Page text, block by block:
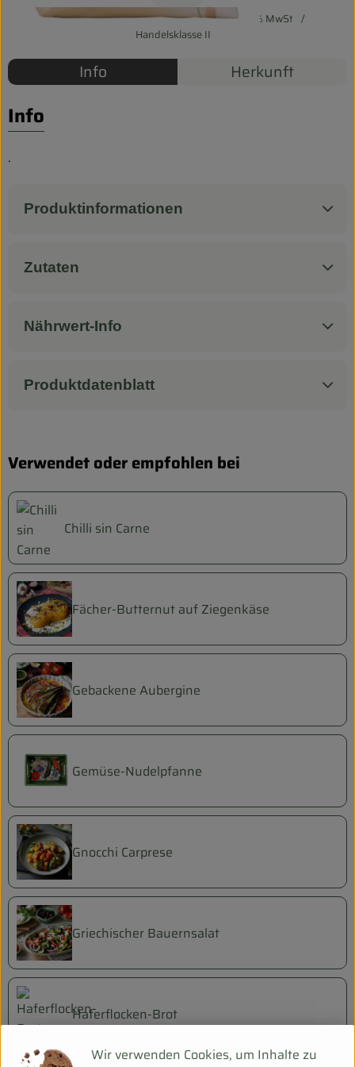
Pferdepension & Reitbetrieb
Firmenkunden
#44006 2,49 €/ 500 g 4,98 €/ 1kg
7% MwSt
Handelsklasse II
Info Herkunft
Info
.
Produktinformationen
Zutaten
Nährwert-Info
Produktdatenblatt
Verwendet oder empfohlen bei
Chilli sin Carne
Fächer-Butternut auf Ziegenkäse
Gebackene Aubergine
Gemüse-Nudelpfanne
Gnocchi Carprese
Griechischer Bauernsalat
Haferflocken-Brot
Wir verwenden Cookies, um Inhalte zu